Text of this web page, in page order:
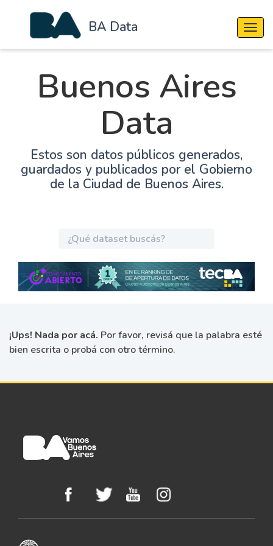
BA Data
Buenos Aires
Data
Estos son datos públicos generados,
guardados y publicados por el Gobierno
de la Ciudad de Buenos Aires.
¡Ups! Nada por acá. Por favor, revisá que la palabra esté
bien escrita o probá con otro término.